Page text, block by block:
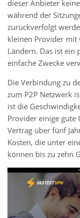
dieser Anbieter
während der
zurückverfolgt
kleinen Provider mit
Ländern. Das ist ein
einfache Zwecke
Die Verbindung zu
zum P2P Netzwerk
ist die
Provider einige gute
Vertrag über fünf
Kosten, die unter
können bis zu zehn